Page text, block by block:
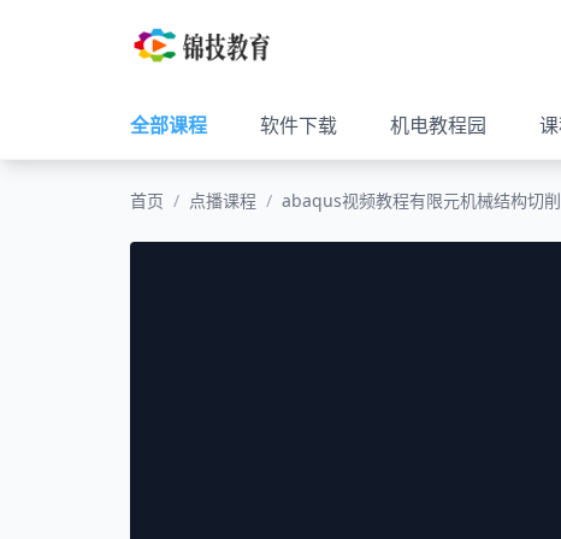
全部课程 软件下载 机电教程园
首页 / 点播课程 / abaqus视频教程有限元机械结构切